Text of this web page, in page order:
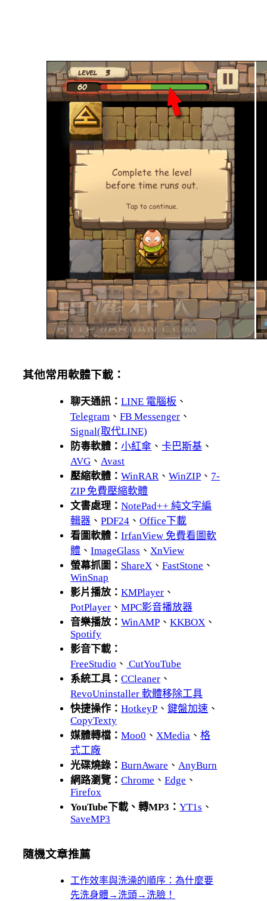
其他常用軟體下載：
聊天通訊：LINE 電腦板 、
Telegram 、FB Messenger 、
Signal(取代LINE)
防毒軟體：小紅傘 、卡巴斯基 、
AVG 、 Avast
壓縮軟體：WinRAR 、WinZIP 、 7-
ZIP 免費壓縮軟體
文書處理：NotePad++ 純文字編
輯器 、PDF24 、Office下載
看圖軟體：IrfanView 免費看圖軟
體 、ImageGlass 、 XnView
螢幕抓圖： ShareX 、FastStone 、
WinSnap
影片播放：KMPlayer 、
PotPlayer 、MPC影音播放器
音樂播放：WinAMP 、KKBOX 、
Spotify
影音下載：
FreeStudio 、 CutYouTube
系統工具：CCleaner 、
RevoUninstaller 軟體移除工具
快捷操作：HotkeyP 、鍵盤加速 、
CopyTexty
媒體轉檔：Moo0 、 XMedia 、格
式工廠
光碟燒錄：BurnAware 、 AnyBurn
網路瀏覽：Chrome 、Edge 、
Firefox
YouTube下載、轉MP3：YT1s 、
SaveMP3
隨機文章推薦
工作效率與洗澡的順序：為什麼要
先洗身體→洗頭→洗臉！